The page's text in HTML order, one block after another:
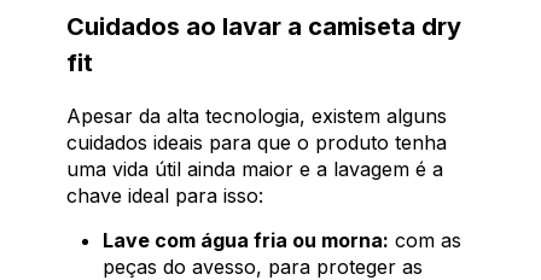
Cuidados ao lavar a camiseta dry
fit
Apesar da alta tecnologia, existem alguns
cuidados ideais para que o produto tenha
uma vida útil ainda maior e a lavagem é a
chave ideal para isso:
Lave com água fria ou morna: com as
peças do avesso, para proteger as